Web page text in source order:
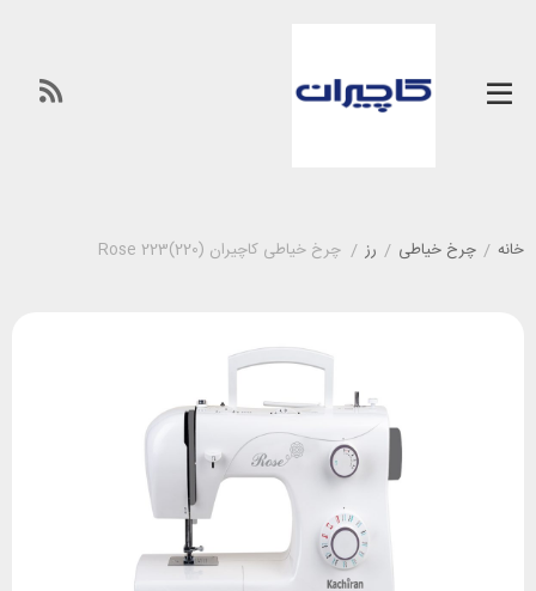
خانه / چرخ خیاطی / رز / چرخ خیاطی کاچیران (220)Rose 223